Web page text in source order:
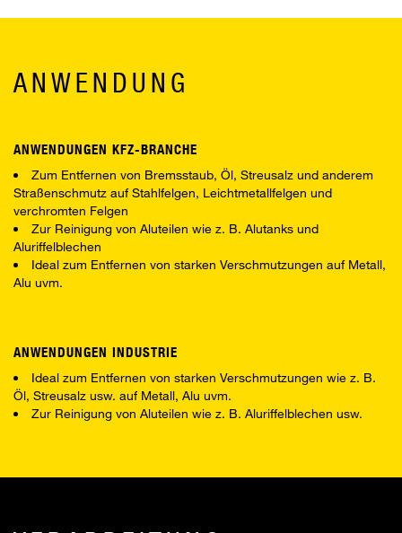
ANWENDUNG
ANWENDUNGEN KFZ-BRANCHE
Zum Entfernen von Bremsstaub, Öl, Streusalz und anderem
Straßenschmutz auf Stahlfelgen, Leichtmetallfelgen und
verchromten Felgen
Zur Reinigung von Aluteilen wie z. B. Alutanks und
Aluriffelblechen
Ideal zum Entfernen von starken Verschmutzungen auf Metall,
Alu uvm.
ANWENDUNGEN INDUSTRIE
Ideal zum Entfernen von starken Verschmutzungen wie z. B.
Öl, Streusalz usw. auf Metall, Alu uvm.
Zur Reinigung von Aluteilen wie z. B. Aluriffelblechen usw.